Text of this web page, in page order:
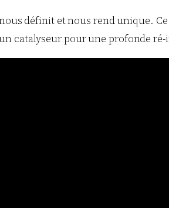
définit et nous rend unique.
catalyseur pour une profonde